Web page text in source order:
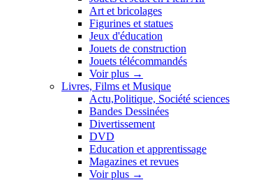
Art et bricolages
Figurines et statues
Jeux d'éducation
Jouets de construction
Jouets télécommandés
Voir plus →
Livres, Films et Musique
Actu,Politique, Société sciences
Bandes Dessinées
Divertissement
DVD
Education et apprentissage
Magazines et revues
Voir plus →